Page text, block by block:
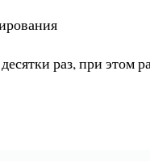
раз, при этом